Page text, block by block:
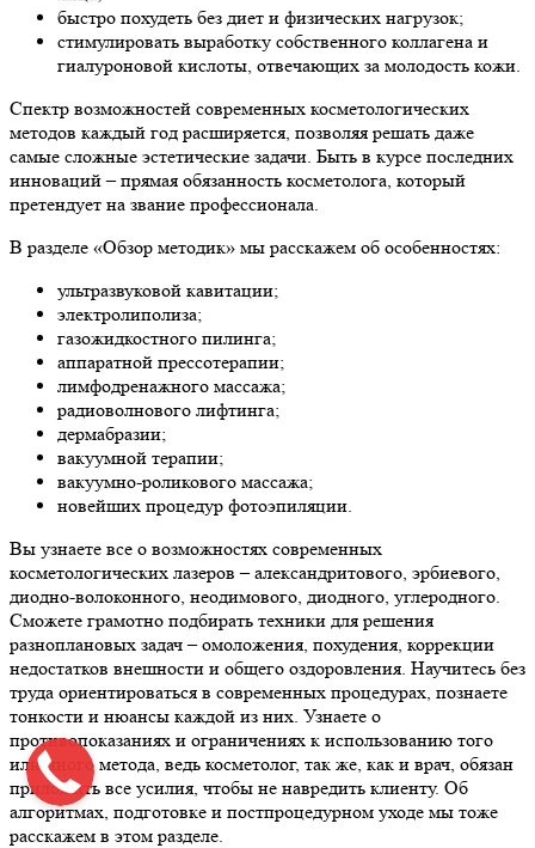
быстро похудеть без диет и физических нагрузок;
стимулировать выработку собственного коллагена и
гиалуроновой кислоты, отвечающих за молодость кожи.
Спектр возможностей современных косметологических
методов каждый год расширяется, позволяя решать даже
самые сложные эстетические задачи. Быть в курсе последних
инноваций – прямая обязанность косметолога, который
претендует на звание профессионала.
В разделе «Обзор методик» мы расскажем об особенностях:
ультразвуковой кавитации;
электролиполиза;
газожидкостного пилинга;
аппаратной прессотерапии;
лимфодренажного массажа;
радиоволнового лифтинга;
дермабразии;
вакуумной терапии;
вакуумно-роликового массажа;
новейших процедур фотоэпиляции.
Вы узнаете все о возможностях современных
косметологических лазеров – александритового, эрбиевого,
диодно-волоконного, неодимового, диодного, углеродного.
Сможете грамотно подбирать техники для решения
разноплановых задач – омоложения, похудения, коррекции
недостатков внешности и общего оздоровления. Научитесь без
труда ориентироваться в современных процедурах, познаете
тонкости и нюансы каждой из них. Узнаете о
противопоказаниях и ограничениях к использованию того
или иного метода, ведь косметолог, так же, как и врач, обязан
приложить все усилия, чтобы не навредить клиенту. Об
алгоритмах, подготовке и постпроцедурном уходе мы тоже
расскажем в этом разделе.